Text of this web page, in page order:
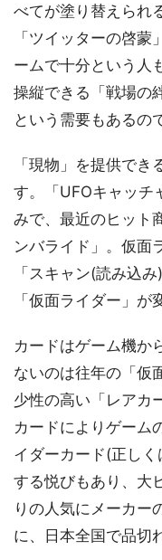
べてが塗り替えられ
「ツイッターの啓
ームで十分という人
操縦できる「戦場の
という需要もあるの
「現物」を提供で
す。「UFOキャッチ
みで、最近のヒット
ンバライド」。仮面
「スキャン(読み込
「仮面ライダー」が
カードはゲーム機か
ないのは往年の「仮
少性の高い「レアカ
カードによりゲーム
イダーカード(正し
する悦びもあり、大
りの人気にメーカー
に、日本全国で品切